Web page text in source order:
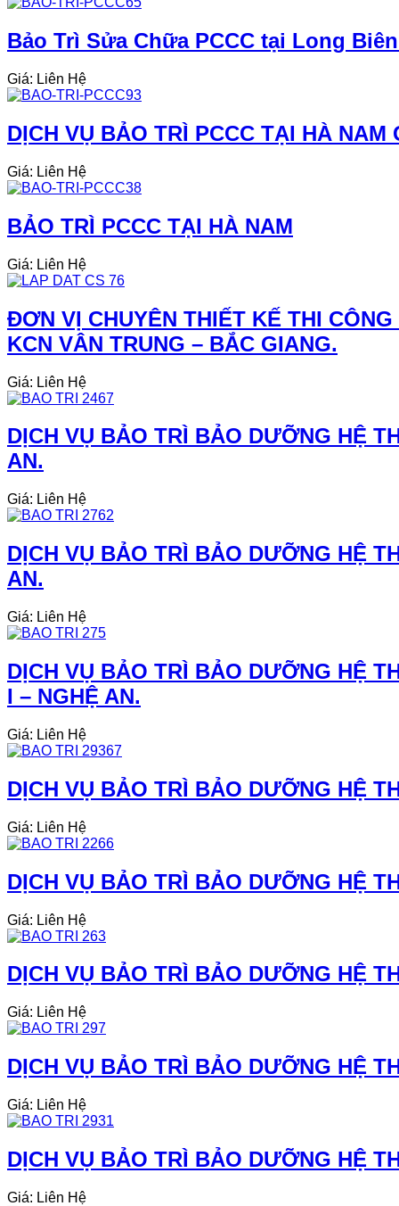
Bảo Trì Sửa Chữa PCCC tại Long
Giá: Liên Hệ
DỊCH VỤ BẢO TRÌ PCCC TẠI HÀ NAM
Giá: Liên Hệ
BẢO TRÌ PCCC TẠI HÀ NAM
Giá: Liên Hệ
ĐƠN VỊ CHUYÊN THIẾT KẾ THI
KCN VÂN TRUNG – BẮC GIANG.
Giá: Liên Hệ
DỊCH VỤ BẢO TRÌ BẢO DƯỠNG HỆ
AN.
Giá: Liên Hệ
DỊCH VỤ BẢO TRÌ BẢO DƯỠNG HỆ
AN.
Giá: Liên Hệ
DỊCH VỤ BẢO TRÌ BẢO DƯỠNG HỆ
I – NGHỆ AN.
Giá: Liên Hệ
DỊCH VỤ BẢO TRÌ BẢO DƯỠNG HỆ
Giá: Liên Hệ
DỊCH VỤ BẢO TRÌ BẢO DƯỠNG HỆ
Giá: Liên Hệ
DỊCH VỤ BẢO TRÌ BẢO DƯỠNG HỆ
Giá: Liên Hệ
DỊCH VỤ BẢO TRÌ BẢO DƯỠNG HỆ
Giá: Liên Hệ
DỊCH VỤ BẢO TRÌ BẢO DƯỠNG HỆ
Giá: Liên Hệ